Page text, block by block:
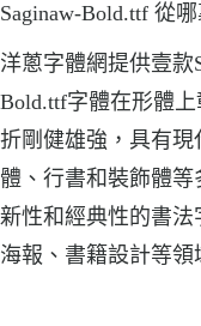
Saginaw-Bold.ttf 從
洋蔥字體網提供壹款
Bold.ttf字體在形體
折剛健雄強，具有
體、行書和裝飾體等
新性和經典性的書
海報、書籍設計等領